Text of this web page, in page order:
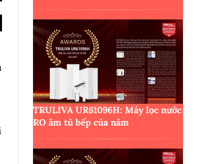
TRULIVA UR61096H: Máy lọc nước
RO âm tủ bếp của năm